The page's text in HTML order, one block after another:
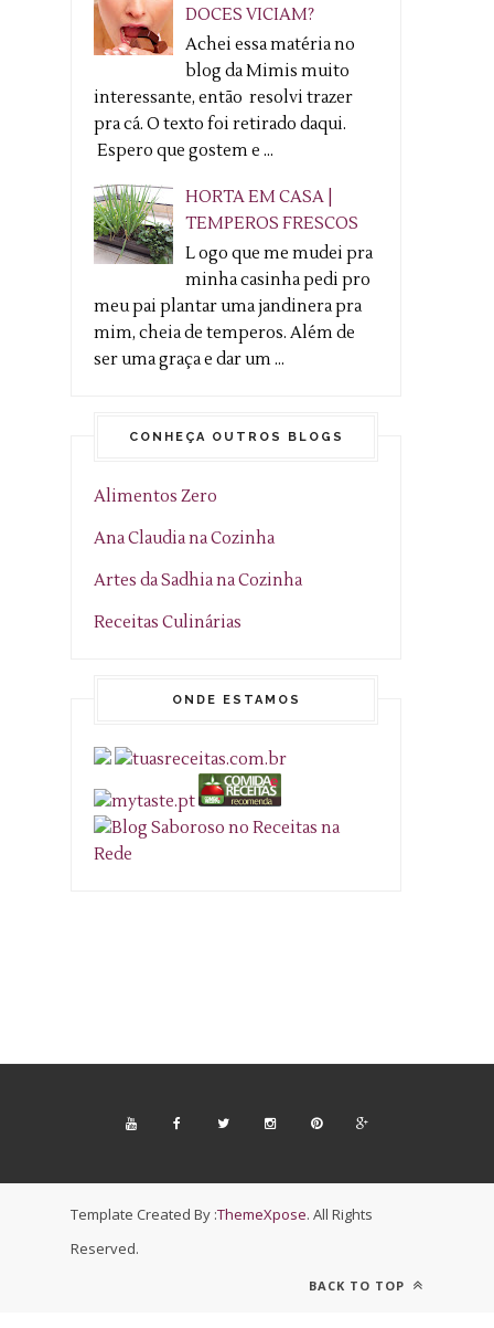
DOCES VICIAM?
Achei essa matéria no
blog da Mimis muito
interessante, então resolvi trazer
pra cá. O texto foi retirado daqui.
Espero que gostem e ...
HORTA EM CASA |
TEMPEROS FRESCOS
L ogo que me mudei pra
minha casinha pedi pro
meu pai plantar uma jandinera pra
mim, cheia de temperos. Além de
ser uma graça e dar um ...
CONHEÇA OUTROS BLOGS
Alimentos Zero
Ana Claudia na Cozinha
Artes da Sadhia na Cozinha
Receitas Culinárias
ONDE ESTAMOS
Template Created By :ThemeXpose. All Rights
Reserved.
BACK TO TOP